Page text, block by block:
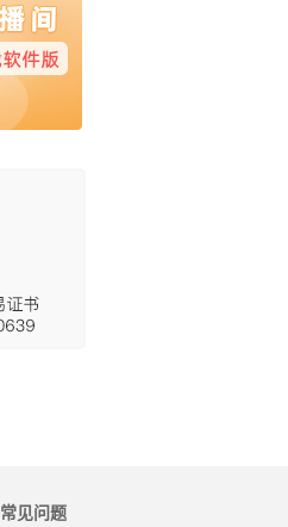
常见问题